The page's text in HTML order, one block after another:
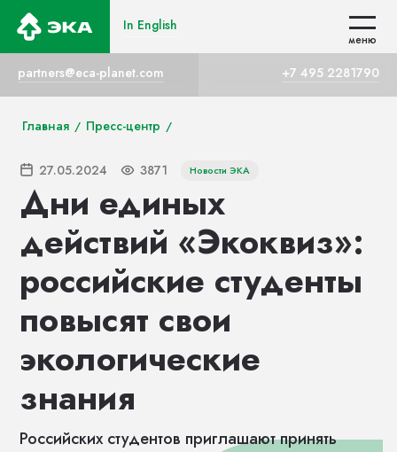
partners@eca-planet.com +7 495 2281790
In English
меню
In English
меню
Главная / Пресс-центр /
27.05.2024 3871 Новости ЭКА
Дни единых
действий «Экоквиз»:
российские студенты
повысят свои
экологические
знания
Российских студентов приглашают принять